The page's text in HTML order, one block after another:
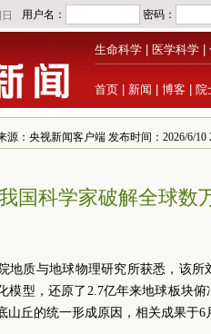
生命科学 医学科学
首页 新闻 博客 院
源：央视新闻客户端 发布时间：2026/6/10
国科学家破解全球数
地质与地球物理研究所获悉，该
模型，还原了2.7亿年来地球板块
山丘的统一形成原因，相关成果于6